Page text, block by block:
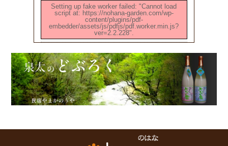
Setting up fake worker failed: "Cannot load
script at: https://nohana-garden.com/wp-
content/plugins/pdf-
embedder/assets/js/pdfjs/pdf.worker.min.js?
ver=2.2.228".